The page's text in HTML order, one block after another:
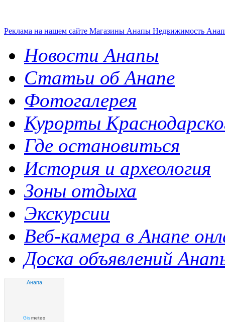
Реклама на нашем сайте Магазины Анапы Недвижимость
Новости Анапы
Статьи об Анапе
Фотогалерея
Курорты
Где остановиться
История и археология
Зоны отдыха
Экскурсии
Веб-камера в Анапе
Доска объявлений
Анапа
Gismeteo